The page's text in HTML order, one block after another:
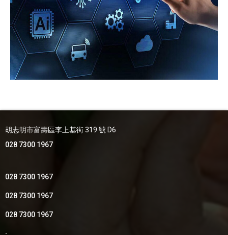
胡志明市富壽區李上基街 319 號 D6
028 7300 1967
028 7300 1967
028 7300 1967
028 7300 1967